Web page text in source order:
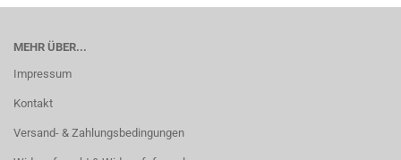
MEHR ÜBER...
Impressum
Kontakt
Versand- & Zahlungsbedingungen